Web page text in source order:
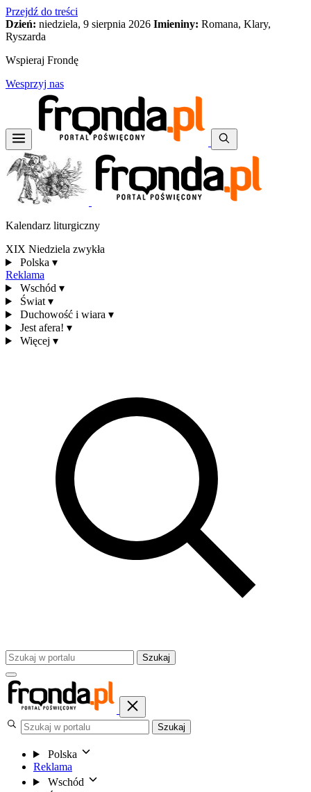
Przejdź do treści
Dzień: niedziela, 9 sierpnia 2026 Imieniny: Romana, Klary,
Ryszarda
Wspieraj Frondę
Wesprzyj nas
Kalendarz liturgiczny
XIX Niedziela zwykła
Polska ▾
Reklama
Wschód ▾
Świat ▾
Duchowość i wiara ▾
Jest afera! ▾
Więcej ▾
Szukaj
Szukaj
Polska
Reklama
Wschód